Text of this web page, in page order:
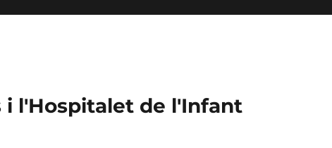
i l'Hospitalet de l'Infant